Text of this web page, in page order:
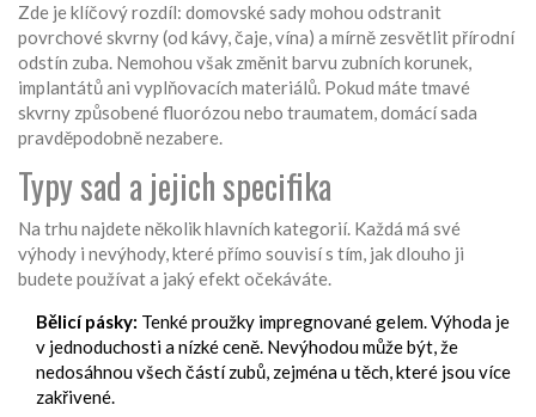
Zde je klíčový rozdíl: domovské sady mohou odstranit
povrchové skvrny (od kávy, čaje, vína) a mírně zesvětlit přírodní
odstín zuba. Nemohou však změnit barvu zubních korunek,
implantátů ani vyplňovacích materiálů. Pokud máte tmavé
skvrny způsobené fluorózou nebo traumatem, domácí sada
pravděpodobně nezabere.
Typy sad a jejich specifika
Na trhu najdete několik hlavních kategorií. Každá má své
výhody i nevýhody, které přímo souvisí s tím, jak dlouho ji
budete používat a jaký efekt očekáváte.
Bělicí pásky: Tenké proužky impregnované gelem. Výhoda je
v jednoduchosti a nízké ceně. Nevýhodou může být, že
nedosáhnou všech částí zubů, zejména u těch, které jsou více
zakřivené.